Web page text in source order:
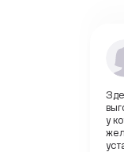
у